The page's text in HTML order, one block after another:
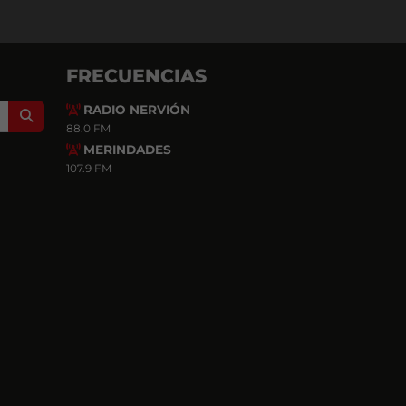
Search
FRECUENCIAS
RADIO NERVIÓN
88.0 FM
MERINDADES
107.9 FM